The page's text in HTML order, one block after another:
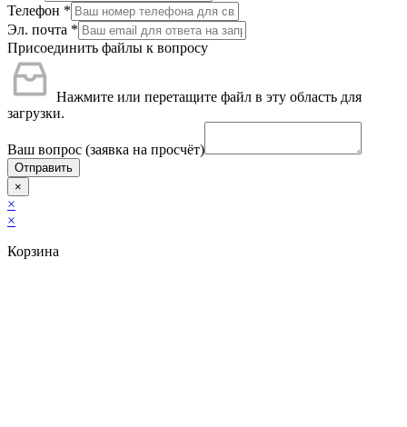
Телефон *
Эл. почта *
Присоединить файлы к вопросу
Нажмите или перетащите файл в эту область для
загрузки.
Ваш вопрос (заявка на просчёт)
Отправить
×
×
×
Корзина